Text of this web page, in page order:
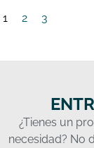
1 2 3
¿Tienes un
necesidad? No